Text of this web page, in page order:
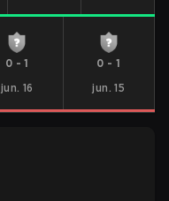
0 -1
jun. 16
0 - 1
jun. 15